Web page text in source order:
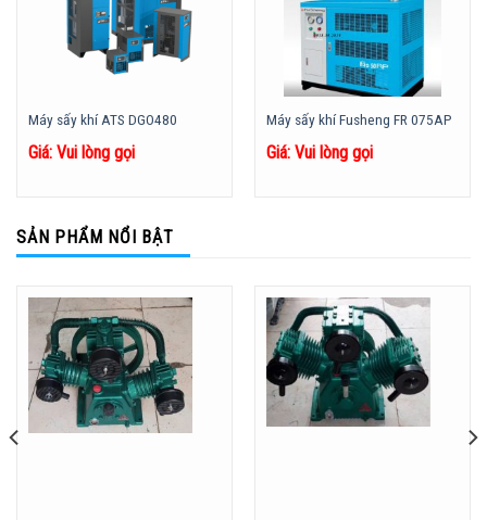
Máy sấy khí ATS DGO480
Giá: Vui lòng gọi
Máy sấy khí Fusheng FR 075AP
Giá: Vui lòng gọi
SẢN PHẨM NỔI BẬT